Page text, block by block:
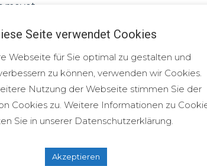
movet
eos minim
te eirmod
ut
euripidis
ut
euripidis
Seite verwendet Cookies
Webseite für Sie optimal zu gestalten und
zu können, verwenden wir Cookies.
Nutzung der Webseite stimmen Sie der
Cookies zu. Weitere Informationen zu
Sie in unserer Datenschutzerklärung.
Akzeptieren